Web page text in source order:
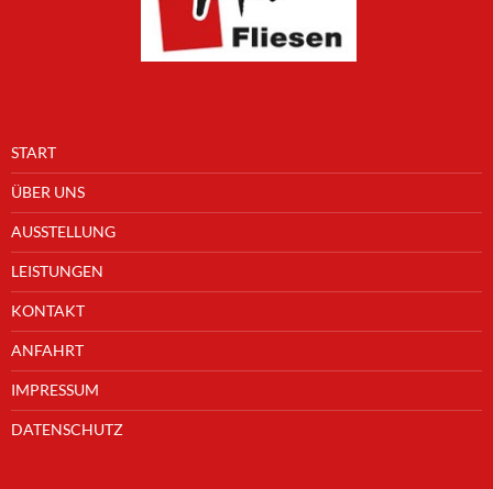
START
ÜBER UNS
AUSSTELLUNG
LEISTUNGEN
KONTAKT
ANFAHRT
IMPRESSUM
DATENSCHUTZ